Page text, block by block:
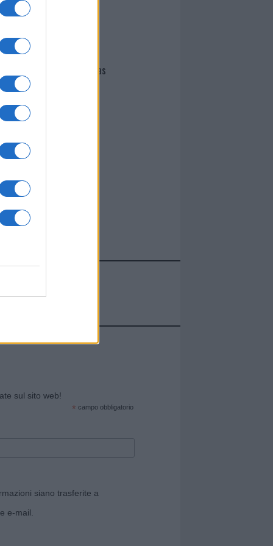
I nostri cari
Giovannimaria Cabras
sul sito web!
* campo obbligatorio
siano trasferite a
e-mail.